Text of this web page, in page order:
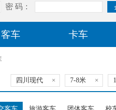
客车 卡车
四川现代 × 7-8米 ×